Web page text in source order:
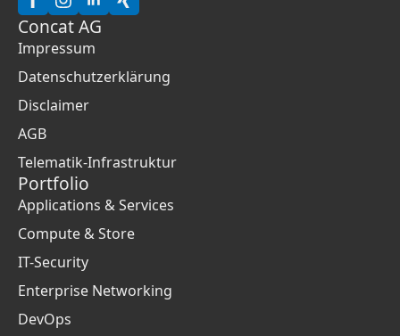
Concat AG
Impressum
Datenschutzerklärung
Disclaimer
AGB
Telematik-Infrastruktur
Portfolio
Applications & Services
Compute & Store
IT-Security
Enterprise Networking
DevOps